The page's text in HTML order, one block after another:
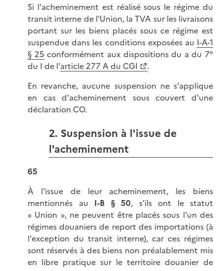
Si l'acheminement est réalisé sous le régime du
transit interne de l'Union, la TVA sur les livraisons
portant sur les biens placés sous ce régime est
suspendue dans les conditions exposées au I-A-1
§ 25 conformément aux dispositions du a du 7°
du I de l'article 277 A du CGI
.
En revanche, aucune suspension ne s'applique
en cas d'acheminement sous couvert d'une
déclaration CO.
2. Suspension à l'issue de
l'acheminement
65
À l'issue de leur acheminement, les biens
mentionnés au I-B § 50, s'ils ont le statut
« Union », ne peuvent être placés sous l'un des
régimes douaniers de report des importations (à
l'exception du transit interne), car ces régimes
sont réservés à des biens non préalablement mis
en libre pratique sur le territoire douanier de